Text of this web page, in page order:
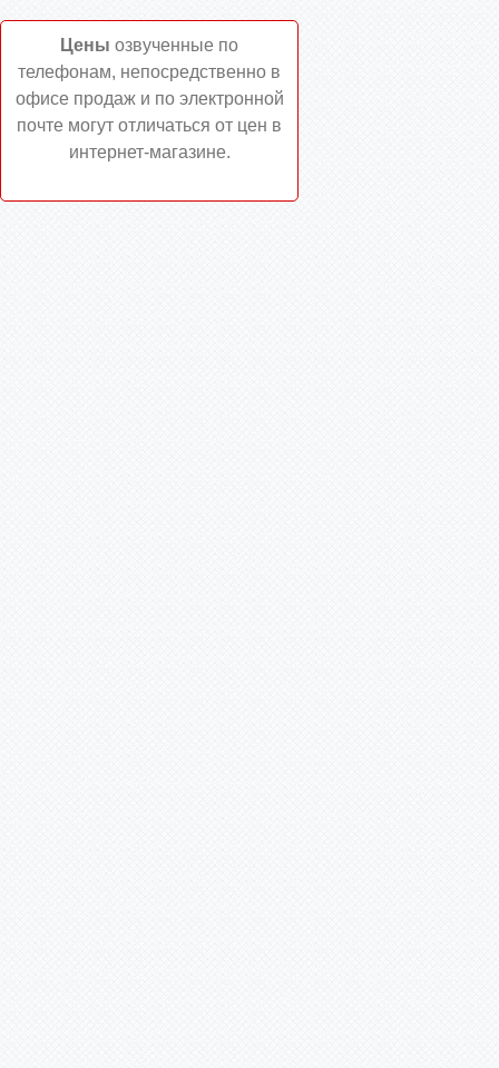
Цены озвученные по
телефонам, непосредственно в
офисе продаж и по электронной
почте могут отличаться от цен в
интернет-магазине.